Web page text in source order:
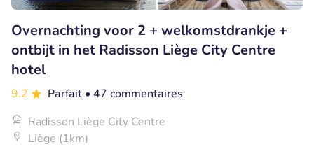
Overnachting voor 2 + welkomstdrankje +
ontbijt in het Radisson Liège City Centre
hotel
9.2 Parfait • 47 commentaires
Radisson Liège City Centre
Liège (1km)